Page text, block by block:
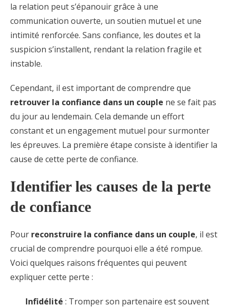
la relation peut s’épanouir grâce à une
communication ouverte, un soutien mutuel et une
intimité renforcée. Sans confiance, les doutes et la
suspicion s’installent, rendant la relation fragile et
instable.
Cependant, il est important de comprendre que
retrouver la confiance dans un couple ne se fait pas
du jour au lendemain. Cela demande un effort
constant et un engagement mutuel pour surmonter
les épreuves. La première étape consiste à identifier la
cause de cette perte de confiance.
Identifier les causes de la perte
de confiance
Pour reconstruire la confiance dans un couple, il est
crucial de comprendre pourquoi elle a été rompue.
Voici quelques raisons fréquentes qui peuvent
expliquer cette perte :
Infidélité : Tromper son partenaire est souvent